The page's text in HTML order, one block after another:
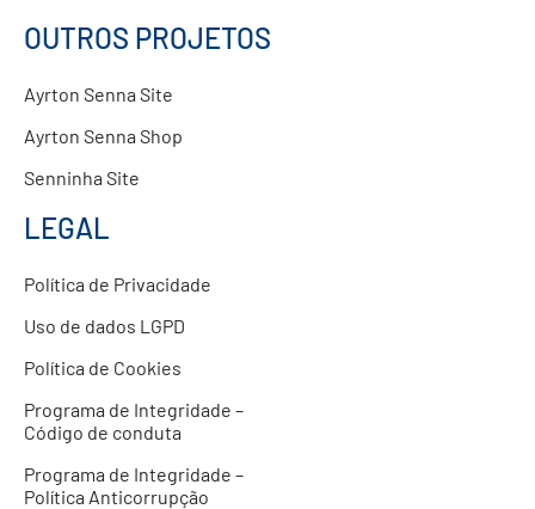
OUTROS PROJETOS
Ayrton Senna Site
Ayrton Senna Shop
Senninha Site
LEGAL
Política de Privacidade
Uso de dados LGPD
Política de Cookies
Programa de Integridade –
Código de conduta
Programa de Integridade –
Política Anticorrupção